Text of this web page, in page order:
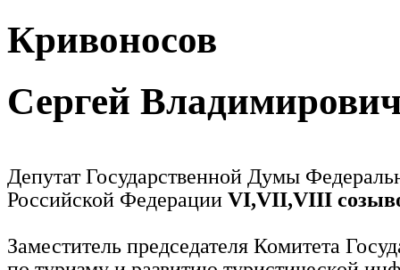
Кривоносов
Сергей
Депутат Государственной Думы
Российской Федерации VI,VII,VIII
Заместитель председателя Комитета